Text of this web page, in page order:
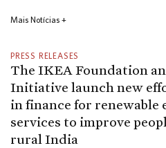
Mais Notícias +
PRESS RELEASES
The IKEA Foundation
Initiative launch new
in finance for renewable
services to improve
rural India